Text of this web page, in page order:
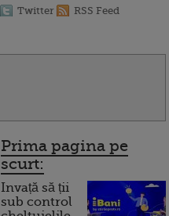
Twitter RSS Feed
Prima pagina pe
scurt:
Invață să ții
sub control